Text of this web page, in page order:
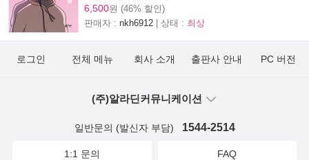
6,500원 (46% 할인)
판매자 : nkh6912 | 상태 : 최상
로그인 전체 메뉴 회사 소개 출판사 안내 PC 버전
(주)알라딘커뮤니케이션
일반문의 (발신자 부담) 1544-2514
1:1 문의 FAQ